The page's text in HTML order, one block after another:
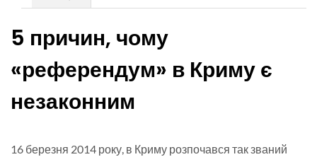
5 причин, чому
«референдум» в Криму є
незаконним
16 березня 2014 року, в Криму розпочався так званий